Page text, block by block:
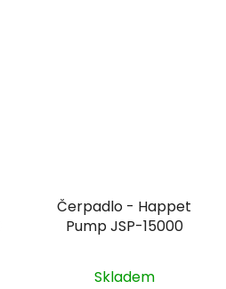
Čerpadlo - Happet
Pump JSP-15000
Skladem